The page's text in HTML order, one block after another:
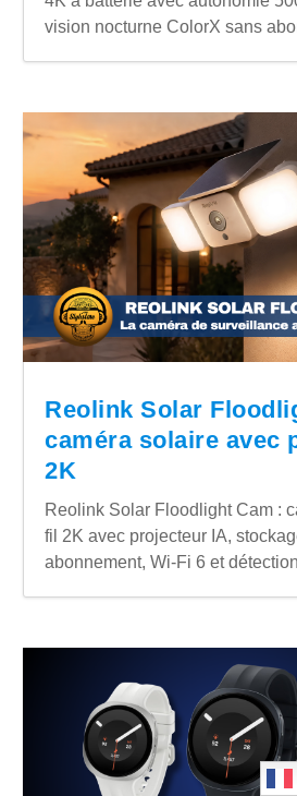
vision nocturne ColorX sans
Reolink Solar
caméra solaire avec
2K
Reolink Solar Floodlight Cam :
fil 2K avec projecteur IA,
abonnement, Wi-Fi 6 et